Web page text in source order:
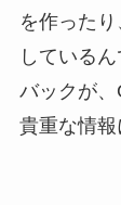
を作った
している
バックが
貴重な情報